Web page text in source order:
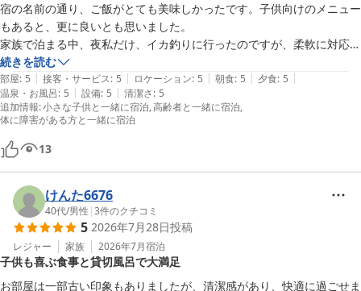
宿の名前の通り、ご飯がとても美味しかったです。子供向けのメニュー
もあると、更に良いとも思いました。
家族で泊まる中、夜私だけ、イカ釣りに行ったのですが、柔軟に対応し
て頂いて、大変助かりました。また、是非とも利用させて頂きたいで
す。
続きを読む
部屋: 5 | 接客・サービス: 5 | ロケーション: 5 | 朝食: 5 | 夕食: 5 |
温泉・お風呂: 5 | 設備: 5 | 清潔さ: 5
追加情報:小さな子供と一緒に宿泊 高齢者と一緒に宿泊
体に障害がある方と一緒に宿泊
13
けんた6676
40代/男性 |3件のクチコミ
5 2026年7月28日投稿
レジャー 家族 2026年7月宿泊
子供も喜ぶ食事と貸切風呂で大満足
お部屋は一部古い印象もありましたが、清潔感があり、快適に過ごせま